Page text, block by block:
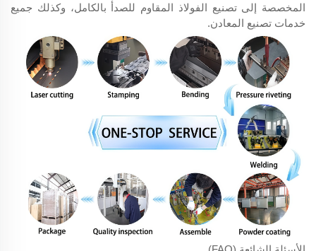
المخصصة إلى تصنيع الفولاذ المقاوم للصدأ بالكامل، وكذلك جميع
خدمات تصنيع المعادن.